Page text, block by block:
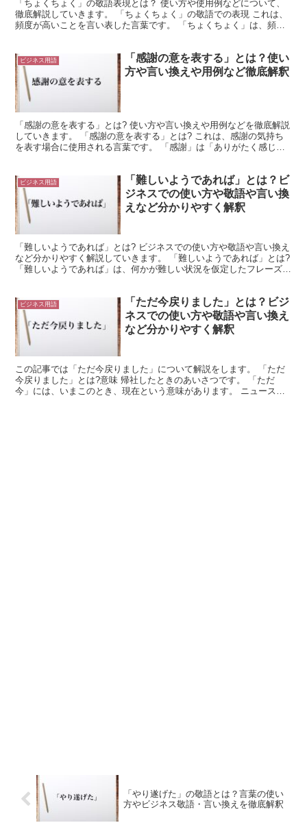
「ちょくちょく」の敬語表現とは？ 使い方や使用例などについて、
徹底解説していきます。 「ちょくちょく」の敬語での表現 これは、
頻度が高いことを言い表した言葉です。 「ちょくちょく」は、頻度
ビジネス用語
「感謝の意を表する」とは？使い
方や言い換えや用例など徹底解釈
「感謝の意を表する」とは? 使い方や言い換えや用例などを徹底解説
していきます。 「感謝の意を表する」とは? これは、感謝の気持ち
を表す場合に使用される言葉です。 「感謝」は「ありがたく感じる
ビジネス用語
「難しいようであれば」とは？ビ
ジネスでの使い方や敬語や言い換
えなど分かりやすく解釈
「難しいようであれば」とは? ビジネスでの使い方や敬語や言い換え
など分かりやすく解説していきます。 「難しいようであれば」とは?
「難しいようであれば」は、何かが難しい状況を仮定したフレーズで
ビジネス用語
「ただ今戻りました」とは？ビジ
ネスでの使い方や敬語や言い換え
など分かりやすく解釈
この記事では「ただ今戻りました」について解説をします。 「ただ
今戻りました」とは?意味 帰社したときのあいさつです。 「ただ
今」には、いまこのとき、現在という意味があります。 ニュース番
「やり遂げた」の敬語とは？言葉の使い
方やビジネス敬語・言い換えを徹底解釈